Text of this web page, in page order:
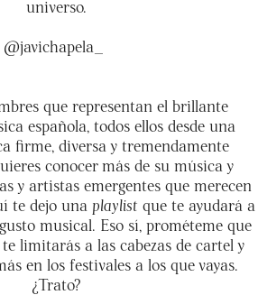
universo.
@javichapela_
que representan el brillante
española, todos ellos desde una
firme, diversa y tremendamente
conocer más de su música y
y artistas emergentes que merecen
te dejo una playlist que te ayudará a
musical. Eso sí, prométeme que
limitarás a las cabezas de cartel y
en los festivales a los que vayas.
¿Trato?